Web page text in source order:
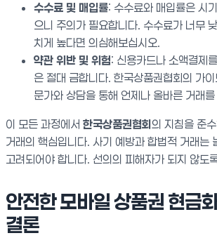
수수료 및 매입률: 수수료와 매입률은 시
으니 주의가 필요합니다. 수수료가 너무
치게 높다면 의심해보십시오.
약관 위반 및 위험: 신용카드나 소액결제
은 절대 금합니다. 한국상품권협회의 가
문가와 상담을 통해 언제나 올바른 거래
이 모든 과정에서 한국상품권협회의 지침을 준
거래의 핵심입니다. 사기 예방과 합법적 거래는
고려되어야 합니다. 선의의 피해자가 되지 않도
안전한 모바일 상품권 현금
결론